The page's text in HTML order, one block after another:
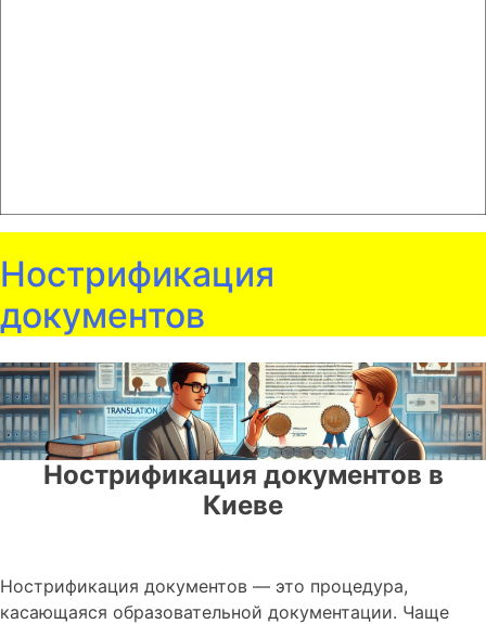
Нострификация
документов
Нострификация документов в
Киеве
Нострификация документов — это процедура,
касающаяся образовательной документации. Чаще